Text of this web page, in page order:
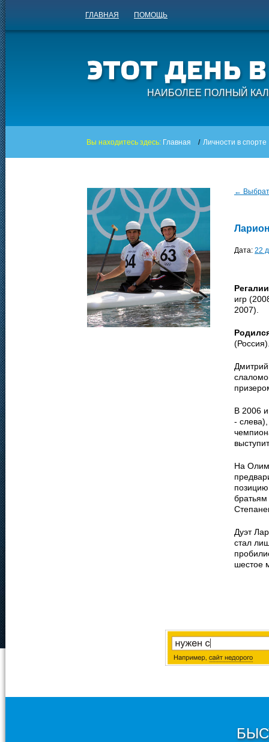
ГЛАВНАЯ ПОМОЩЬ
НАИБОЛЕЕ ПОЛНЫЙ
Вы находитесь здесь: Главная / Личности в спорте
←
Дата: 22
игр
2007).
В 2006
-
На
Дуэт
стал
шестое